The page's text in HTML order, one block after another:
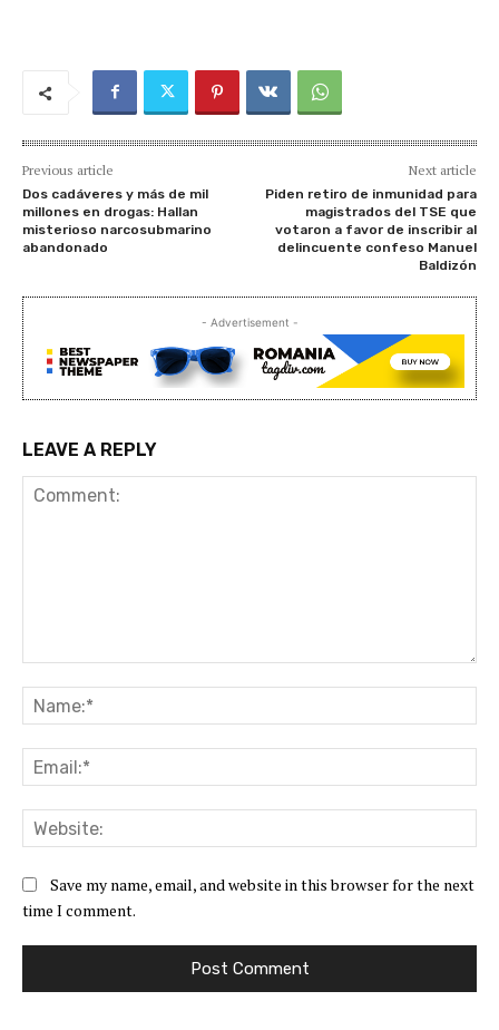
Previous article
Dos cadáveres y más de mil
millones en drogas: Hallan
misterioso narcosubmarino
abandonado
Next article
Piden retiro de inmunidad para
magistrados del TSE que
votaron a favor de inscribir al
delincuente confeso Manuel
Baldizón
- Advertisement -
LEAVE A REPLY
Save my name, email, and website in this browser for the next
time I comment.